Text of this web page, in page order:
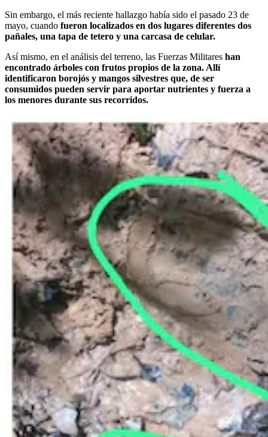
Sin embargo, el más reciente hallazgo había sido el pasado 23 de
mayo, cuando fueron localizados en dos lugares diferentes dos
pañales, una tapa de tetero y una carcasa de celular.
Así mismo, en el análisis del terreno, las Fuerzas Militares han
encontrado árboles con frutos propios de la zona. Allí
identificaron borojós y mangos silvestres que, de ser
consumidos pueden servir para aportar nutrientes y fuerza a
los menores durante sus recorridos.